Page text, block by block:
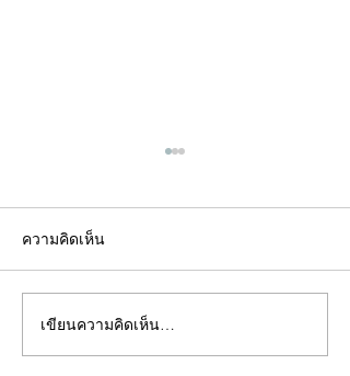
คอลัมน์"จับชีพจรวงการ
พระ"ประจำพุธที่ 29
ความคิดเห็น
เขียนความคิดเห็น…